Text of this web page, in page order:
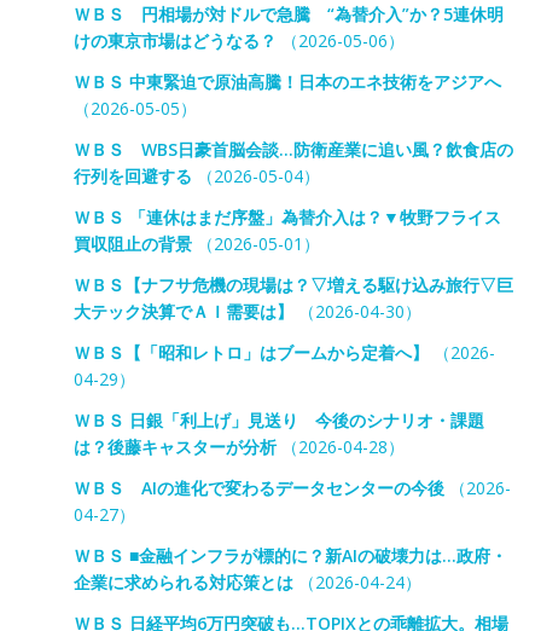
ＷＢＳ 円相場が対ドルで急騰 “為替介入”か？5連休明
けの東京市場はどうなる？
（2026-05-06）
ＷＢＳ 中東緊迫で原油高騰！日本のエネ技術をアジアへ
（2026-05-05）
ＷＢＳ WBS日豪首脳会談…防衛産業に追い風？飲食店の
行列を回避する （2026-05-04）
ＷＢＳ 「連休はまだ序盤」為替介入は？▼牧野フライス
買収阻止の背景（2026-05-01）
ＷＢＳ【ナフサ危機の現場は？▽増える駆け込み旅行▽巨
大テック決算でＡＩ需要は】
（2026-04-30）
ＷＢＳ【「昭和レトロ」はブームから定着へ】
（2026-
04-29）
ＷＢＳ 日銀「利上げ」見送り 今後のシナリオ・課題
は？後藤キャスターが分析（2026-04-28）
ＷＢＳ AIの進化で変わるデータセンターの今後（2026-
04-27）
ＷＢＳ ■金融インフラが標的に？新AIの破壊力は…政府・
企業に求められる対応策とは（2026-04-24）
ＷＢＳ 日経平均6万円突破も…TOPIXとの乖離拡大。相場